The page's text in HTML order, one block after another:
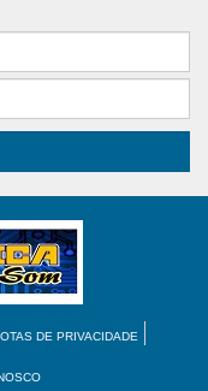
DE PRIVACIDADE